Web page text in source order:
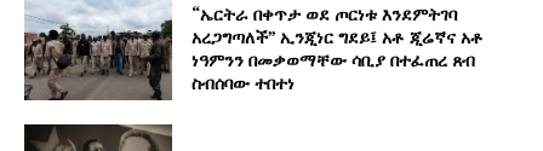
“ኤርትራ በቀጥታ ወደ ጦርነቱ እንደምትገባ
አረጋግጣለች” ኢንጂነር ግደይ፤ አቶ ጂሬኛና አቶ
ነዓምንን በመቃወማቸው ሳቢያ በተፈጠረ ጸብ
ስብሰባው ተበተነ